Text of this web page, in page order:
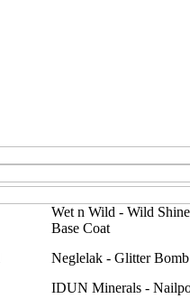
Wet n Wild - Wild
Base Coat
Neglelak - Glitter Bomb
IDUN Minerals -